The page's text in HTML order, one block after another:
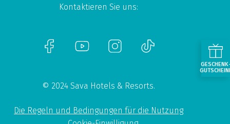
Kontaktieren Sie uns:
© 2024 Sava Hotels & Resorts.
Die Regeln und Bedingungen für die Nutzung